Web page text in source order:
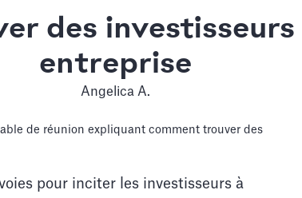
des
entreprise
Angelica A.
pour inciter les investisseurs à